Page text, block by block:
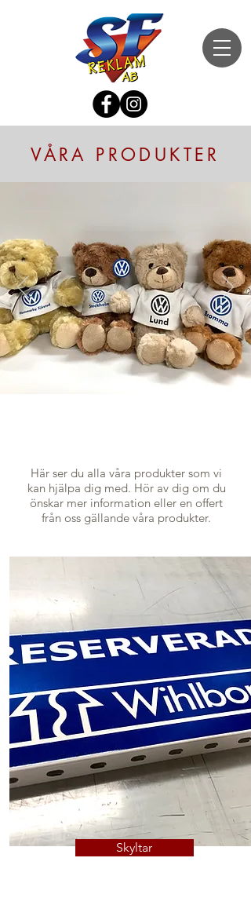
VÅRA PRODUKTER
Här ser du alla våra produkter som vi
kan hjälpa dig med. Hör av dig om du
önskar mer information eller en offert
från oss gällande våra produkter.
Skyltar